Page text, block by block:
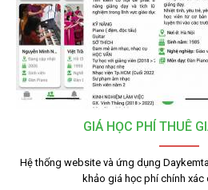
GIÁ HỌC PHÍ THUÊ
Hệ thống website và ứng dụng
khảo giá học phí chính